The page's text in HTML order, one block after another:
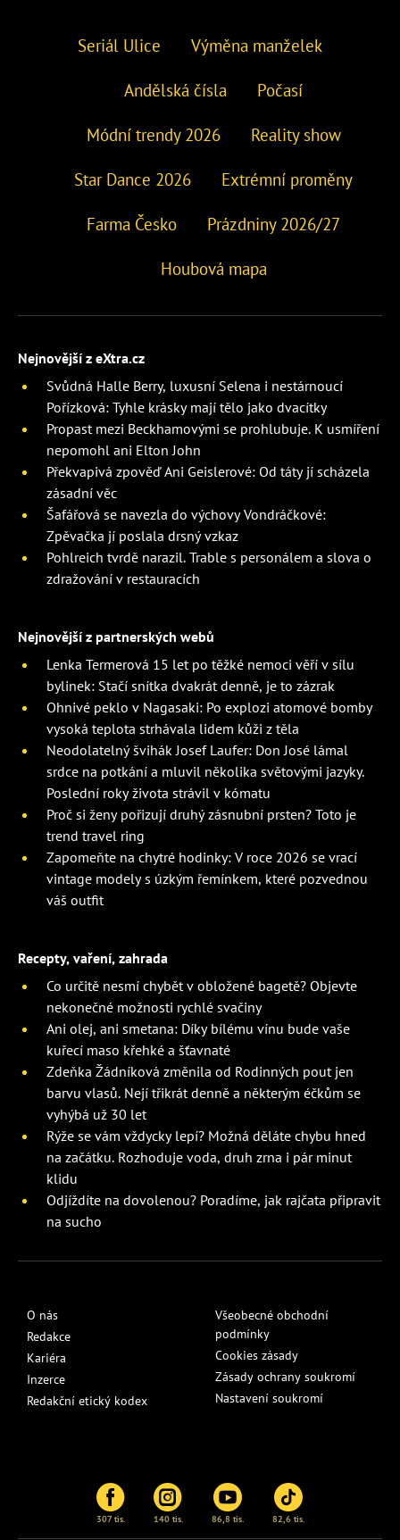
Seriál Ulice Výměna manželek
Andělská čísla Počasí
Módní trendy 2026 Reality show
Star Dance 2026 Extrémní proměny
Farma Česko Prázdniny 2026/27
Houbová mapa
Nejnovější z eXtra.cz
Svůdná Halle Berry, luxusní Selena i nestárnoucí
Pořízková: Tyhle krásky mají tělo jako dvacítky
Propast mezi Beckhamovými se prohlubuje. K usmíření
nepomohl ani Elton John
Překvapivá zpověď Ani Geislerové: Od táty jí scházela
zásadní věc
Šafářová se navezla do výchovy Vondráčkové:
Zpěvačka jí poslala drsný vzkaz
Pohlreich tvrdě narazil. Trable s personálem a slova o
zdražování v restauracích
Nejnovější z partnerských webů
Lenka Termerová 15 let po těžké nemoci věří v sílu
bylinek: Stačí snítka dvakrát denně, je to zázrak
Ohnivé peklo v Nagasaki: Po explozi atomové bomby
vysoká teplota strhávala lidem kůži z těla
Neodolatelný švihák Josef Laufer: Don José lámal
srdce na potkání a mluvil několika světovými jazyky.
Poslední roky života strávil v kómatu
Proč si ženy pořizují druhý zásnubní prsten? Toto je
trend travel ring
Zapomeňte na chytré hodinky: V roce 2026 se vrací
vintage modely s úzkým řemínkem, které pozvednou
váš outfit
Recepty, vaření, zahrada
Co určitě nesmí chybět v obložené bagetě? Objevte
nekonečné možnosti rychlé svačiny
Ani olej, ani smetana: Díky bílému vínu bude vaše
kuřecí maso křehké a šťavnaté
Zdeňka Žádníková změnila od Rodinných pout jen
barvu vlasů. Nejí třikrát denně a některým éčkům se
vyhýbá už 30 let
Rýže se vám vždycky lepí? Možná děláte chybu hned
na začátku. Rozhoduje voda, druh zrna i pár minut
klidu
Odjíždíte na dovolenou? Poradíme, jak rajčata připravit
na sucho
O nás
Redakce
Kariéra
Inzerce
Redakční etický kodex
Všeobecné obchodní
podmínky
Cookies zásady
Zásady ochrany soukromí
Nastavení soukromí
307 tis. 140 tis. 86,8 tis. 82,6 tis.